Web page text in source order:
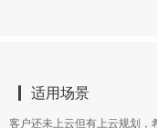
适用场景
客户还未上云但有上云规划，